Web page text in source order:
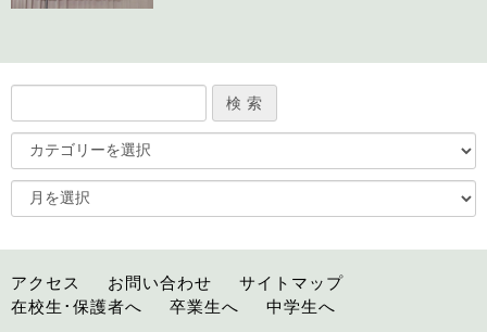
アクセス お問い合わせ
サイトマップ
在校生･保護者へ
卒業生へ 中学生へ